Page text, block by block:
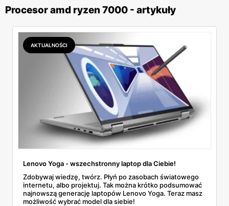
Procesor amd ryzen 7000 - artykuły
AKTUALNOŚCI
Lenovo Yoga - wszechstronny laptop dla Ciebie!
Zdobywaj wiedzę, twórz. Płyń po zasobach światowego
internetu, albo projektuj. Tak można krótko podsumować
najnowszą generację laptopów Lenovo Yoga. Teraz masz
możliwość wybrać model dla siebie!